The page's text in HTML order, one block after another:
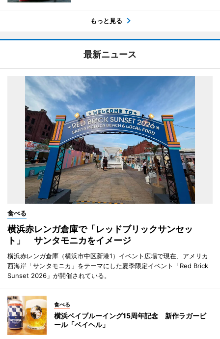
もっと見る
最新ニュース
食べる
横浜赤レンガ倉庫で「レッドブリックサンセッ
ト」 サンタモニカをイメージ
横浜赤レンガ倉庫（横浜市中区新港1）イベント広場で現在、アメリカ
西海岸「サンタモニカ」をテーマにした夏季限定イベント「Red Brick
Sunset 2026」が開催されている。
食べる
横浜ベイブルーイング15周年記念 新作ラガービ
ール「ベイヘル」